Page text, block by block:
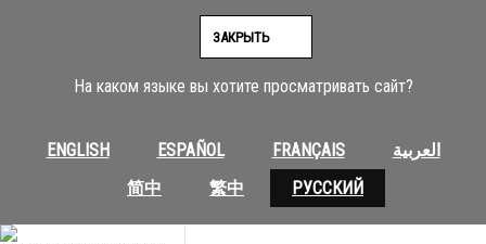
На каком языке вы хотите просматривать сайт?
ENGLISH ESPAÑOL FRANÇAIS
العربية
简中
繁中 РУССКИЙ
ЗАКРЫТЬ